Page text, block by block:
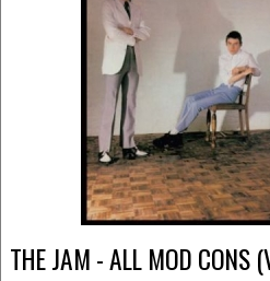
THE JAM - ALL MOD CONS